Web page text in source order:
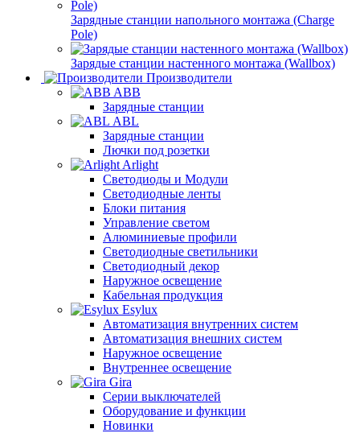
Зарядные станции напольного монтажа (Charge
Pole)
Зарядые станции настенного монтажа (Wallbox)
Производители
ABB
Зарядные станции
ABL
Зарядные станции
Лючки под розетки
Arlight
Светодиоды и Модули
Светодиодные ленты
Блоки питания
Управление светом
Алюминиевые профили
Светодиодные светильники
Светодиодный декор
Наружное освещение
Кабельная продукция
Esylux
Автоматизация внутренних систем
Автоматизация внешних систем
Наружное освещение
Внутреннее освещение
Gira
Серии выключателей
Оборудование и функции
Новинки